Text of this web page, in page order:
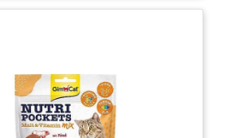
végétale, huiles et graisses
immunitaire fort et une protection
saine – Made in Germany